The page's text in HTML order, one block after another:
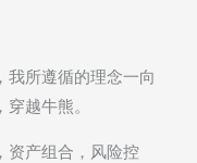
我所遵循的理念一向
越牛熊。
资产组合，风险控